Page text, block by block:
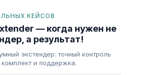
КЕЙСОВ
— когда нужен не
а результат!
экстендер: точный контроль
и поддержка.